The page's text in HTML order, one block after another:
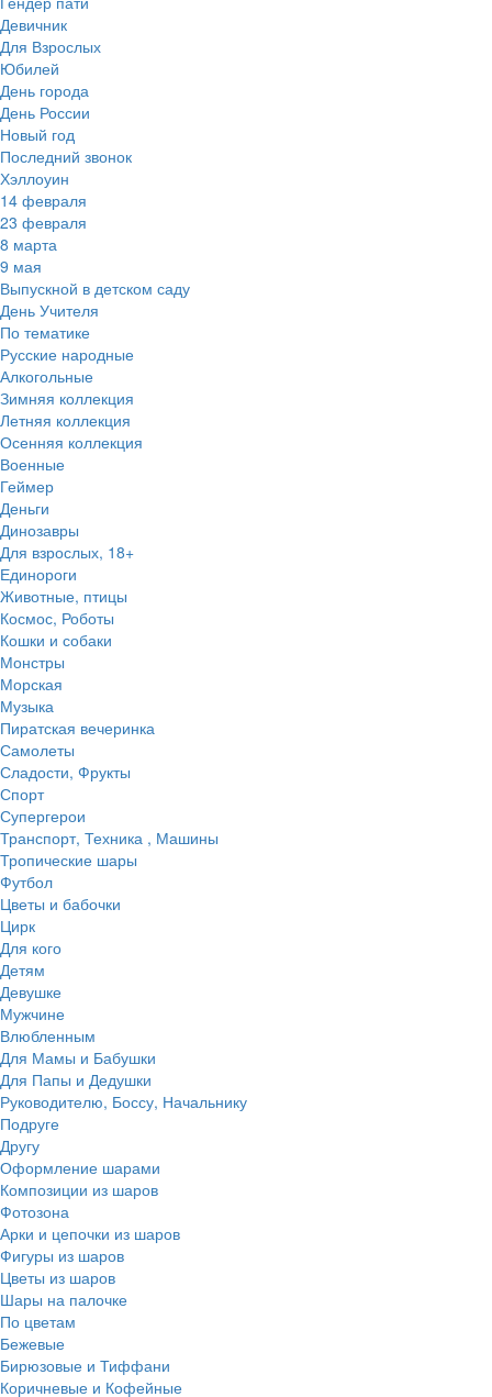
Девичник
Для Взрослых
Юбилей
День города
День России
Новый год
Последний звонок
Хэллоуин
14 февраля
23 февраля
8 марта
9 мая
Выпускной в детском саду
День Учителя
По тематике
Русские народные
Алкогольные
Зимняя коллекция
Летняя коллекция
Осенняя коллекция
Военные
Геймер
Деньги
Динозавры
Для взрослых, 18+
Единороги
Животные, птицы
Космос, Роботы
Кошки и собаки
Монстры
Морская
Музыка
Пиратская вечеринка
Самолеты
Сладости, Фрукты
Спорт
Супергерои
Транспорт, Техника , Машины
Тропические шары
Футбол
Цветы и бабочки
Цирк
Для кого
Детям
Девушке
Мужчине
Влюбленным
Для Мамы и Бабушки
Для Папы и Дедушки
Руководителю, Боссу, Начальнику
Подруге
Другу
Оформление шарами
Композиции из шаров
Фотозона
Арки и цепочки из шаров
Фигуры из шаров
Цветы из шаров
Шары на палочке
По цветам
Бежевые
Бирюзовые и Тиффани
Коричневые и Кофейные